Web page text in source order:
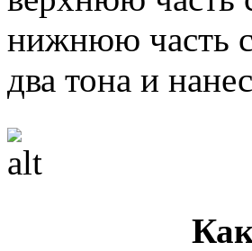
нижнюю часть
два тона и